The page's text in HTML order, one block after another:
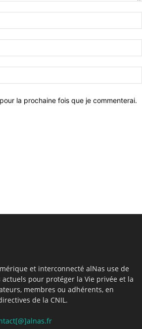
la prochaine fois que je commenterai.
et interconnecté alNas use de
pour protéger la Vie privée et la
membres ou adhérents, en
de la CNIL.